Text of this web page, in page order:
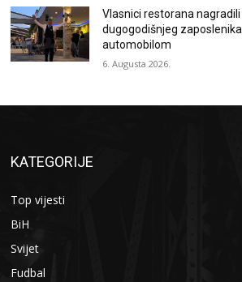
Vlasnici restorana nagradili
dugogodišnjeg zaposlenika
automobilom
6. Augusta 2026.
KATEGORIJE
Top vijesti
BiH
Svijet
Fudbal